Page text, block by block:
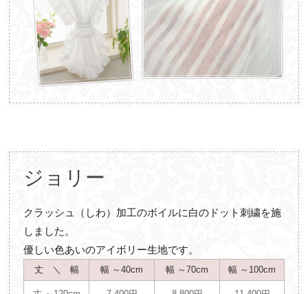
ジョリー
クラッシュ（しわ）加工のボイルに白のドット刺繍を施
しました。
優しい色あいのアイボリー生地です。
丈 ＼ 幅 幅 ～40cm 幅 ～70cm 幅 ～100cm